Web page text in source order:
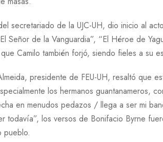
secretariado de la UJC-UH, dio inicio al acto
Señor de la Vanguardia”, “El Héroe de
Camilo también forjó, siendo fieles a su
presidente de FEU-UH, resaltó que
los hermanos guantanameros,
en menudos pedazos / llega a ser mi
todavía”, los versos de Bonifacio Byrne
pueblo.